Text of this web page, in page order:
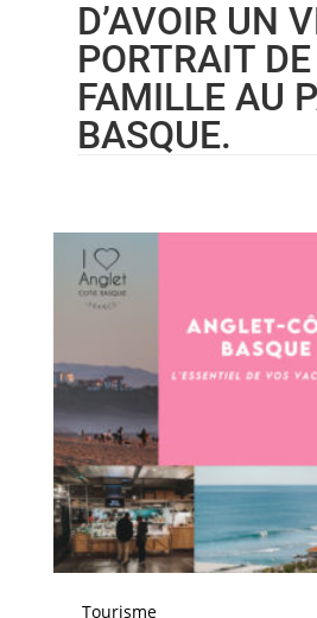
D’AVOIR UN
PORTRAIT DE
FAMILLE AU
BASQUE.
Tourisme